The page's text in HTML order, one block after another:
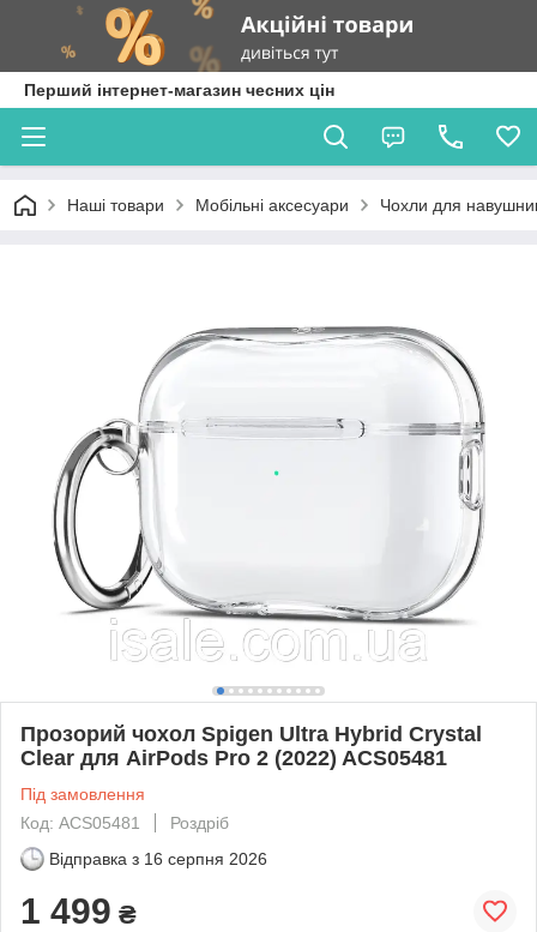
Перший інтернет-магазин чесних цін
Наші товари Мобільні аксесуари Чохли для
Прозорий чохол Spigen Ultra Hybrid Crystal
Clear для AirPods Pro 2 (2022) ACS05481
Під замовлення
Код: ACS05481
Роздріб
Відправка з 16 серпня 2026
1 499 ₴